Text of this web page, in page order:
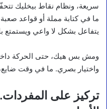
سريعة، ونظام نقاط بيخليك
ما في كتابة مملة أو قواعد
يتفاعل بشكل لا واعي ويستمتع
ومش بس هيك، حتى الحركة
واختيار بصري. ما في وقت
تركيز على